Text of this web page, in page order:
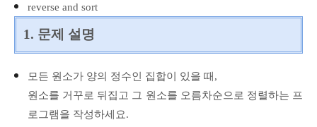
reverse and sort
1. 문제 설명
모든 원소가 양의 정수인 집합이 있을 때,
원소를 거꾸로 뒤집고 그 원소를 오름차순으로 정렬하는 프
로그램을 작성하세요.